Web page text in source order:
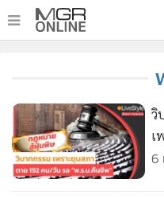
• ภาคใต้
• ภูมิภาค
• Online Section
• บันเทิง
วิ
เ
ร
6